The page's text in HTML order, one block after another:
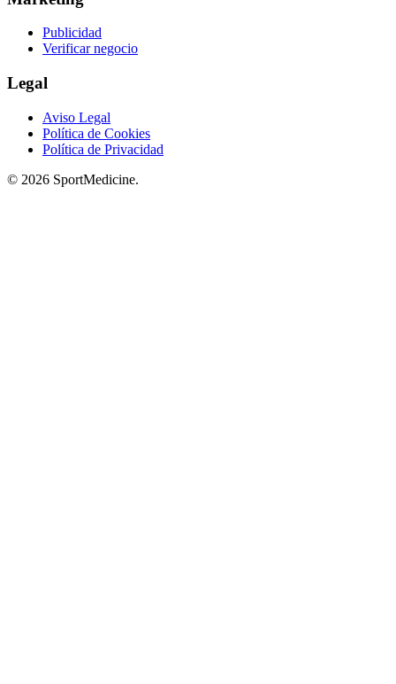
Publicidad
Verificar negocio
Legal
Aviso Legal
Política de Cookies
Política de Privacidad
© 2026 SportMedicine.